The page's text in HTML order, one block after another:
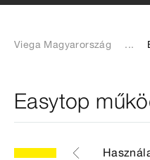
Viega Magyarország ...
Easytop
Cikk